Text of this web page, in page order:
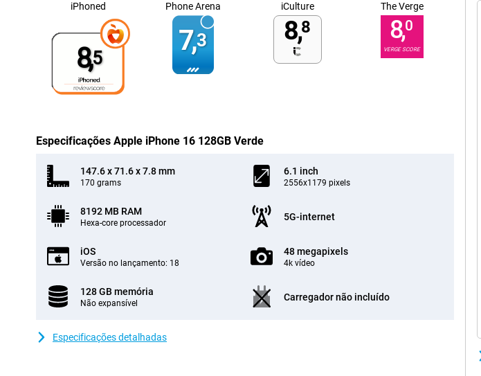
iPhoned
8,5
Phone Arena
7,3
iCulture
8,8
The Verge
8,0
VERGE SCORE
Especificações Apple iPhone 16 128GB Verde
147.6 x 71.6 x 7.8 mm
170 grams
6.1 inch
2556x1179 pixels
8192 MB RAM
Hexa-core processador
5G-internet
iOS
Versão no lançamento: 18
48 megapixels
4k vídeo
128 GB memória
Não expansível
Carregador não incluído
Especificações detalhadas